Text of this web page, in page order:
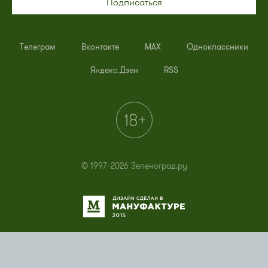
Телеграм Вконтакте MAX Одноклассники
Яндекс.Дзен RSS
© 1997–2026 Зеленоград.ру